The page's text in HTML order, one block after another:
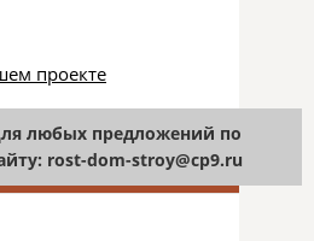
проекте
Найти:
любых предложений по
rost-dom-stroy@cp9.ru